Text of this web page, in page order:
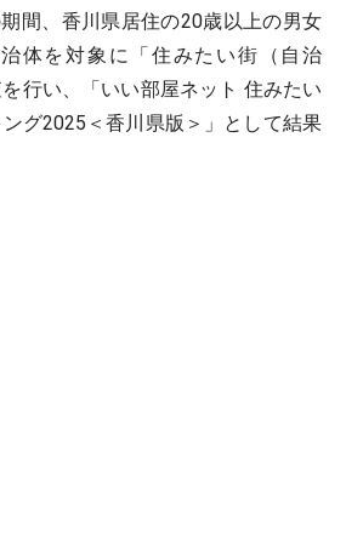
間、香川県居住の20歳以上の男女
体を対象に「住みたい街（自治
行い、「いい部屋ネット 住みたい
グ2025＜香川県版＞」として結果